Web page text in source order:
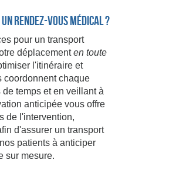
rendez-vous médical ?
pour un transport
déplacementen toute
l'itinéraire et
coordonnent chaque
temps et en veillant à
anticipée vous offre
de l'intervention,
d'assurer un transport
patients à anticiper
sur mesure.